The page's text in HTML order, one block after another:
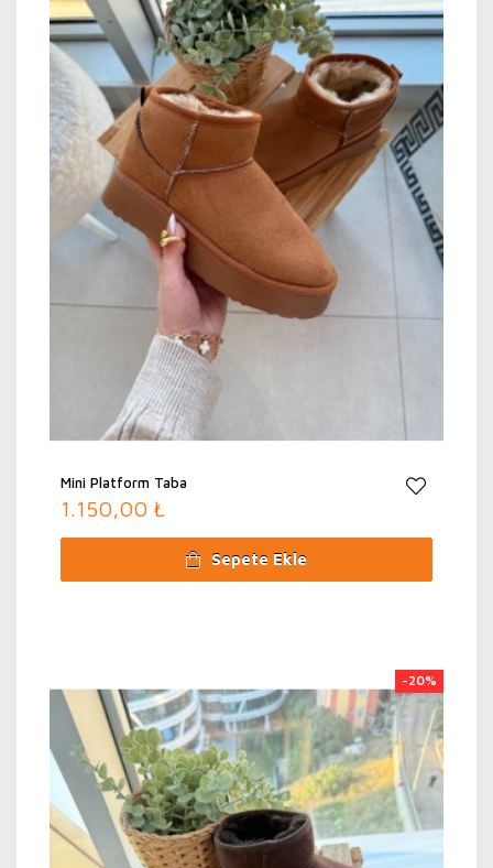
iletilmektedir. SMS ile ilegilen kargo takip
numarası ile
https://social.araskargo.com.tr/ adresinden
kargonuzun durumunu takip edebilirsiniz.
Kargoya teslim edilen siparişlerinizin Aras
Kargo aracılığı ile tahmini olarak 1-4 iş günü
içerisinde teslimatı yapılmaktadır. Aras Kargo
teslimat günleri il ve ilçeye göre değişiklik
göstermektedir.
Kargo Teslimat Günleri:
Hafta İçi: 09:00 – 18:30
Cumartesi: 09:00 –14:30
Pazar (Teslimat yapılmamaktadır)
Mini Platform Taba
1.150,00 ₺
Sepete Ekle
-20%